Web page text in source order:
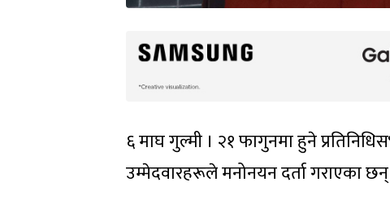
६ माघ गुल्मी । २१ फागुनमा हुने
उम्मेदवारहरूले मनोनयन दर्ता गराएका छन्